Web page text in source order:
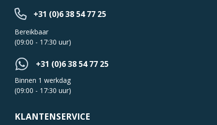
+31 (0)6 38 54 77 25
Bereikbaar
(09:00 - 17:30 uur)
+31 (0)6 38 54 77 25
Binnen 1 werkdag
(09:00 - 17:30 uur)
KLANTENSERVICE